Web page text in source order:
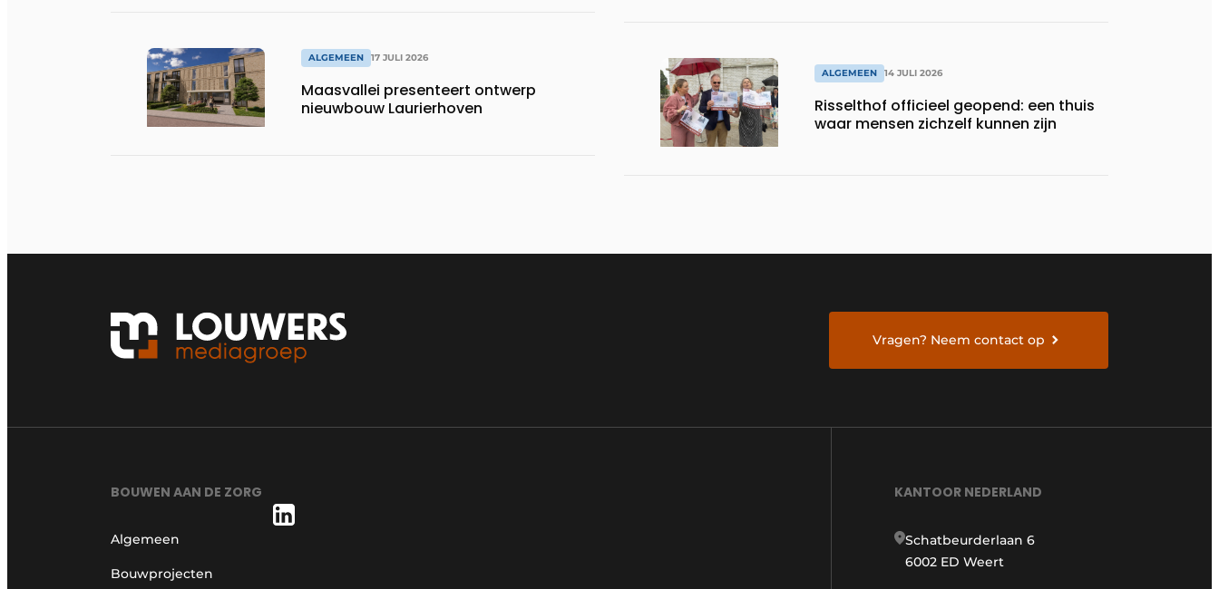
ALGEMEEN 17 JULI 2026
Maasvallei presenteert ontwerp
nieuwbouw Laurierhoven
ALGEMEEN 14 JULI 2026
Risselthof officieel geopend: een thuis
waar mensen zichzelf kunnen zijn
Vragen? Neem contact op
BOUWEN AAN DE ZORG
Algemeen
Bouwprojecten
KANTOOR NEDERLAND
Schatbeurderlaan 6
6002 ED Weert